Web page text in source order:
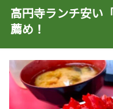
高円寺ランチ安い
薦め！